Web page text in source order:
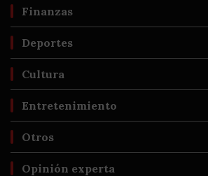
Finanzas
Deportes
Cultura
Entretenimiento
Otros
Opinión experta